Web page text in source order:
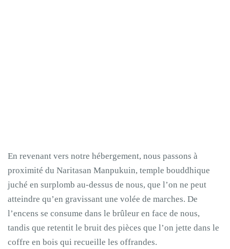
En revenant vers notre hébergement, nous passons à
proximité du Naritasan Manpukuin, temple bouddhique
juché en surplomb au-dessus de nous, que l’on ne peut
atteindre qu’en gravissant une volée de marches. De
l’encens se consume dans le brûleur en face de nous,
tandis que retentit le bruit des pièces que l’on jette dans le
coffre en bois qui recueille les offrandes.